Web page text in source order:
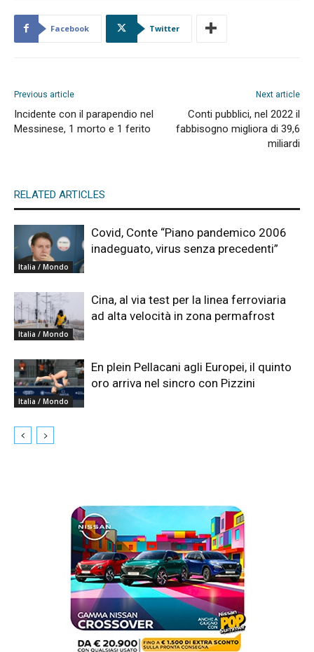
Facebook Twitter
Previous article
Incidente con il parapendio nel
Messinese, 1 morto e 1 ferito
Next article
Conti pubblici, nel 2022 il
fabbisogno migliora di 39,6
miliardi
RELATED ARTICLES
Italia / Mondo
Covid, Conte “Piano pandemico 2006
inadeguato, virus senza precedenti”
Italia / Mondo
Cina, al via test per la linea ferroviaria
ad alta velocità in zona permafrost
Italia / Mondo
En plein Pellacani agli Europei, il quinto
oro arriva nel sincro con Pizzini